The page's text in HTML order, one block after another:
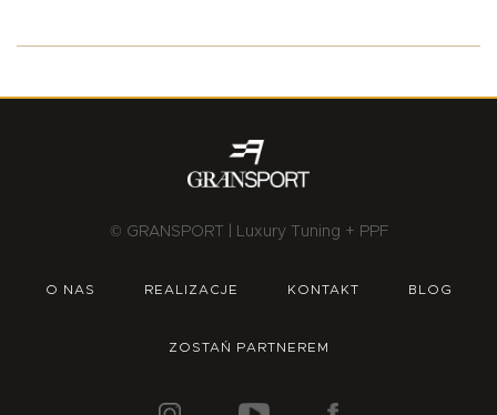
© GRANSPORT | Luxury Tuning + PPF
O NAS REALIZACJE KONTAKT BLOG
ZOSTAŃ PARTNEREM